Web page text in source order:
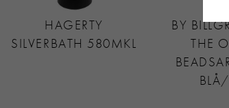
HAGERTY
SILVERBATH 580MKL
BY
THE